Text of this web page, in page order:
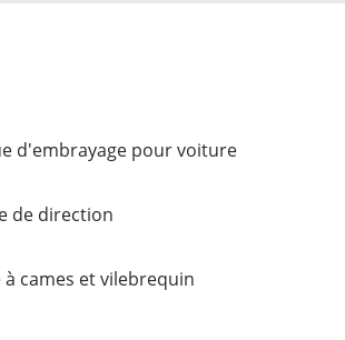
d'embrayage pour voiture
de direction
cames et vilebrequin